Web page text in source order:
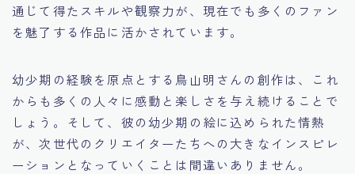
通じて得たスキルや観察力が、現在でも多くのファン
を魅了する作品に活かされています。
幼少期の経験を原点とする鳥山明さんの創作は、これ
からも多くの人々に感動と楽しさを与え続けることで
しょう。そして、彼の幼少期の絵に込められた情熱
が、次世代のクリエイターたちへの大きなインスピレ
ーションとなっていくことは間違いありません。